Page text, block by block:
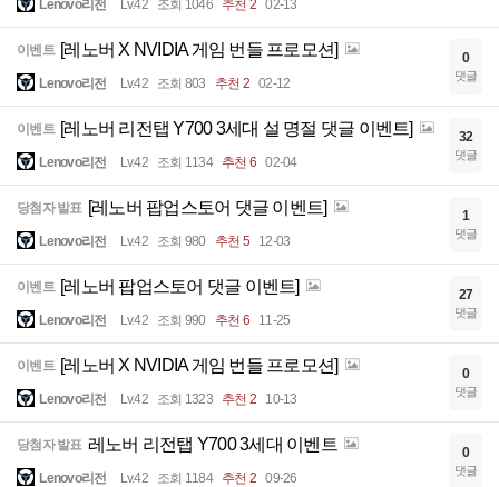
Lenovo리전 Lv.42 조회 1046 추천 2 02-13
이벤트 [레노버 X NVIDIA 게임 번들 프로모션]
Lenovo리전 Lv.42 조회 803 추천 2 02-12
0
댓글
이벤트 [레노버 리전탭 Y700 3세대 설 명절 댓글 이벤트]
Lenovo리전 Lv.42 조회 1134 추천 6 02-04
32
댓글
당첨자 발표 [레노버 팝업스토어 댓글 이벤트]
Lenovo리전 Lv.42 조회 980 추천 5 12-03
1
댓글
이벤트 [레노버 팝업스토어 댓글 이벤트]
Lenovo리전 Lv.42 조회 990 추천 6 11-25
27
댓글
이벤트 [레노버 X NVIDIA 게임 번들 프로모션]
Lenovo리전 Lv.42 조회 1323 추천 2 10-13
0
댓글
당첨자 발표 레노버 리전탭 Y700 3세대 이벤트
Lenovo리전 Lv.42 조회 1184 추천 2 09-26
0
댓글